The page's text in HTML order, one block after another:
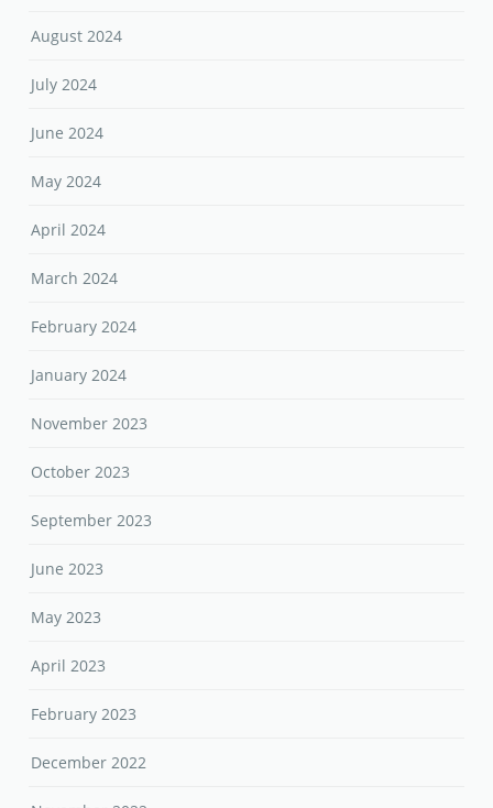
August 2024
July 2024
June 2024
May 2024
April 2024
March 2024
February 2024
January 2024
November 2023
October 2023
September 2023
June 2023
May 2023
April 2023
February 2023
December 2022